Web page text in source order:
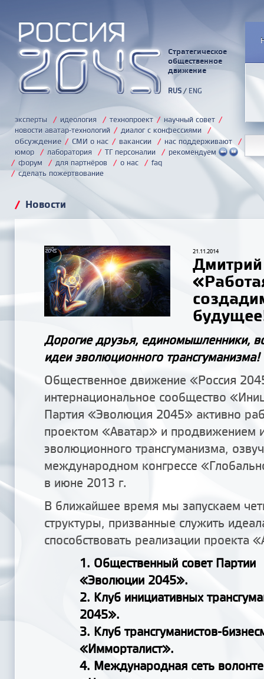
Стратегическое
общественное
движение
RUS/ ENG
эксперты / идеология / технопроект / научный совет /
новости аватар-технологий / диалог с конфессиями /
обсуждение / СМИ о нас / вакансии / нас поддерживают /
юмор / лаборатория / ТГ персоналии / рекомендуем
/ форум / для партнёров / о нас / faq
/ сделать пожертвование
/ Новости
21.11.2014
Дорогие друзья, единомышленники,
идеи эволюционного трансгуманизма!
Общественное движение «Россия
интернациональное сообщество
Партия «Эволюция 2045» активно
проектом «Аватар» и продвижением
эволюционного трансгуманизма,
международном конгрессе
в июне 2013 г.
В ближайшее время мы запускаем
структуры, призванные служить
способствовать реализации проекта
1. Общественный совет Партии
«Эволюции 2045».
2. Клуб инициативных
2045».
3. Клуб трансгуманистов-
«Имморталист».
4. Международная сеть